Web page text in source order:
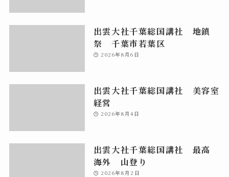
出雲大社千葉総国講社 地鎮
祭 千葉市若葉区
2026年8月6日
出雲大社千葉総国講社 美容室
経営
2026年8月4日
出雲大社千葉総国講社 最高
海外 山登り
2026年8月2日